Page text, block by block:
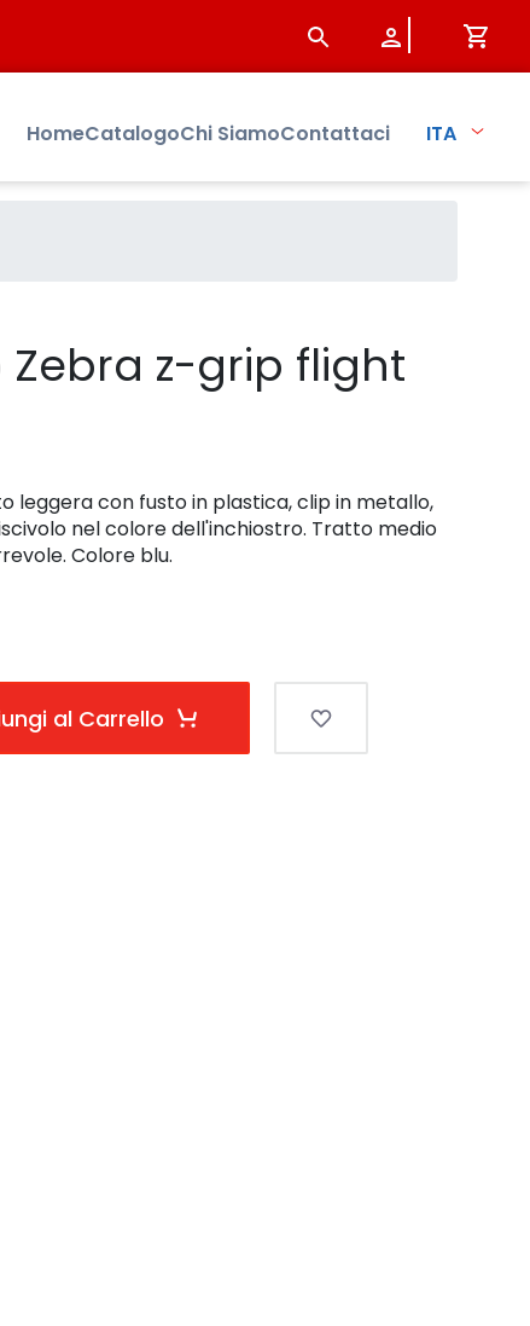
HomeCatalogoChi SiamoContattaci ITA
z-grip flight
leggera con fusto in plastica, clip in metallo,
nel colore dell'inchiostro. Tratto medio
Colore blu.
al Carrello